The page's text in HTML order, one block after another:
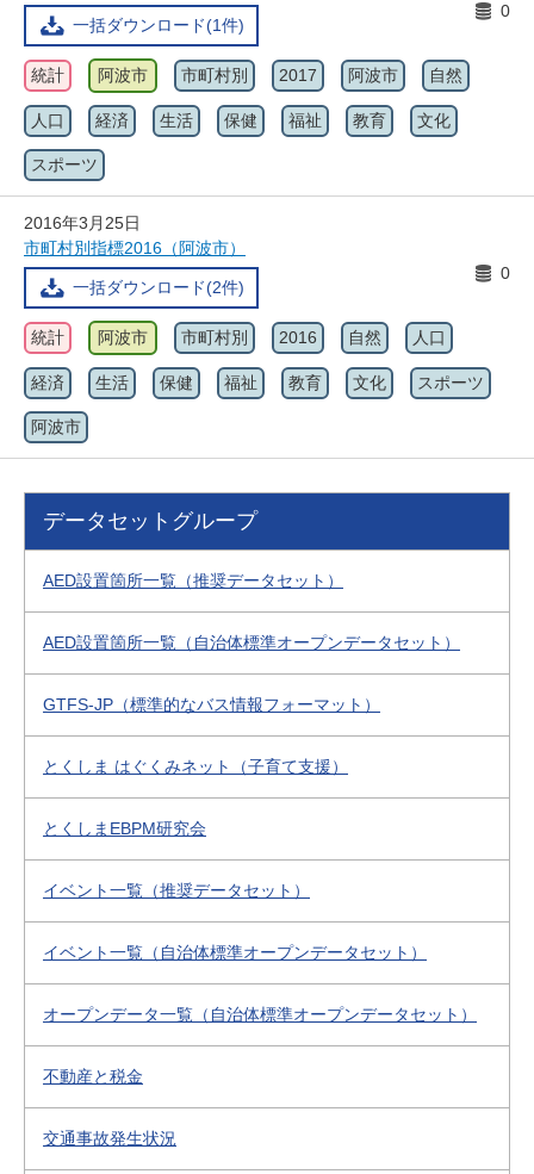
一括ダウンロード(1件)
0
統計 阿波市 市町村別 2017 阿波市 自然
人口 経済 生活 保健 福祉 教育 文化
スポーツ
2016年3月25日
市町村別指標2016（阿波市）
一括ダウンロード(2件)
0
統計 阿波市 市町村別 2016 自然 人口
経済 生活 保健 福祉 教育 文化 スポーツ
阿波市
データセットグループ
AED設置箇所一覧（推奨データセット）
AED設置箇所一覧（自治体標準オープンデータセット）
GTFS-JP（標準的なバス情報フォーマット）
とくしま はぐくみネット（子育て支援）
とくしまEBPM研究会
イベント一覧（推奨データセット）
イベント一覧（自治体標準オープンデータセット）
オープンデータ一覧（自治体標準オープンデータセット）
不動産と税金
交通事故発生状況